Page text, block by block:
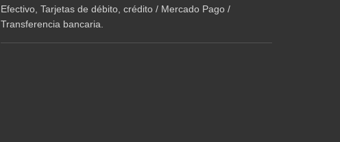
Efectivo, Tarjetas de débito, crédito / Mercado Pago /
Transferencia bancaria.